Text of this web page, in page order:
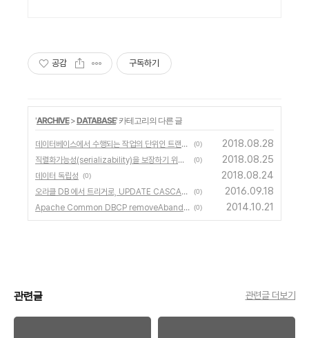
공감 구독하기
'ARCHIVE>DATABASE' 카테고리의 다른 글
데이터베이스에서 수행되는 작업의 단위인 트랜젝션(transaction)의 개요 (0) 2018.08.28
직렬화가능성(serializability)을 보장하기 위한 동시성 제어의 개요 (0) 2018.08.25
데이터 독립성 (0) 2018.08.24
오라클 DB 에서 트리거로, UPDATE CASCADE 흉내내기 (0) 2016.09.18
Apache Common DBCP removeAbandoned 옵션 설명 (0) 2014.10.21
관련글 관련글 더보기